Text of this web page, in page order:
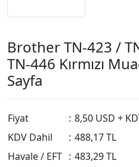
Brother TN-423 /
TN-446 Kırmızı
Sayfa
Fiyat : 8,50 USD +
KDV Dahil
: 488,17 TL
Havale / EFT : 483,29 TL